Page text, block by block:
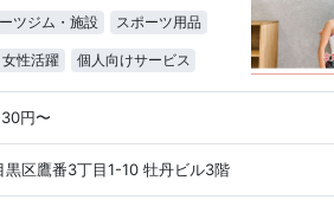
ツジム・施設 スポーツ用品
女性活躍 個人向けサービス
円〜
黒区鷹番3丁目1-10 牡丹ビル3階